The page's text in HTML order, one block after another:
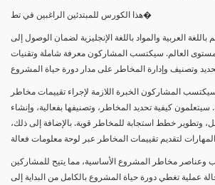
هذا الكورس للمبتدئين الراغبين في تط�
باللغة العربية والمواد باللغة الإنجليزية لضمان الوصول إلى
العالم. سيكتسب المشاركون معرفة شاملة وتقنيات
سيكتسب المشاركون الخبرة اللازمة لإجراء تقييمات مخاطر
كيفية تحديد المخاطر، وتصنيفها بفعالية، وإنشاء
خطط استجابة للمخاطر قوية. بالإضافة إلى ذلك،
وعناصر مخاطر المشروع الأساسية، مما يتيح للمشاركين
عملية تغطي دورة حياة المشروع بالكامل من البداية إلى